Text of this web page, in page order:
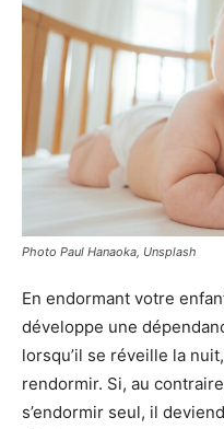
Photo Paul Hanaoka, Unsplash
En endormant votre
développe une
lorsqu’il se réveille la
rendormir. Si, au
s’endormir seul, il